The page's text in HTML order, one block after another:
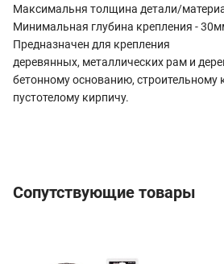
Максимальня толщина детали/
Минимальная глубина крепления -
Предназначен для крепления
деревянных, металлических рам и
бетонному основанию, строительному
пустотелому кирпичу.
Сопутствующие товары